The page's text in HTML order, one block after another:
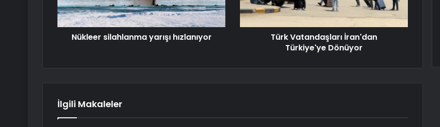
Nükleer silahlanma yarışı hızlanıyor
Türk Vatandaşları İran'dan
Türkiye'ye Dönüyor
İlgili Makaleler